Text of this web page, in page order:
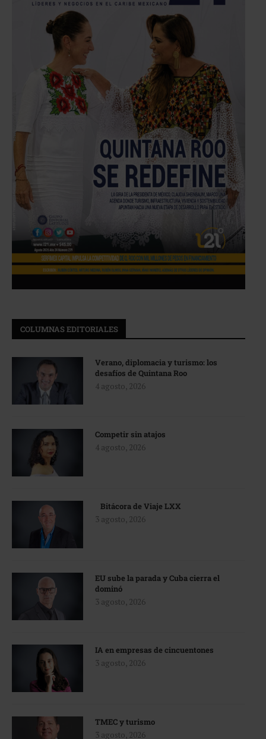
COLUMNAS EDITORIALES
Verano, diplomacia y turismo: los
desafíos de Quintana Roo
4 agosto, 2026
Competir sin atajos
4 agosto, 2026
Bitácora de Viaje LXX
3 agosto, 2026
EU sube la parada y Cuba cierra el
dominó
3 agosto, 2026
IA en empresas de cincuentones
3 agosto, 2026
TMEC y turismo
3 agosto, 2026